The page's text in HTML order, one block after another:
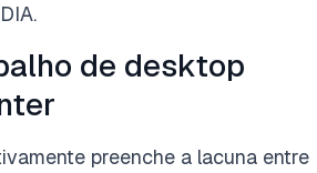
de desktop
preenche a lacuna entre